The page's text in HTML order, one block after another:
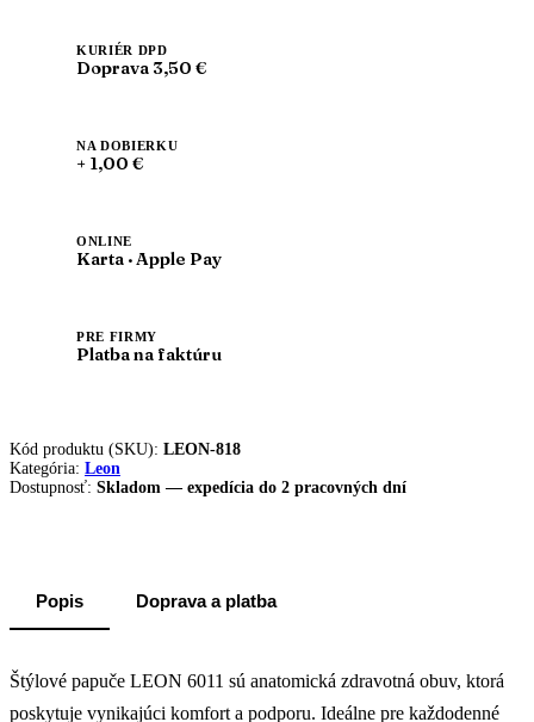
KURIÉR DPD
Doprava 3,50 €
NA DOBIERKU
+ 1,00 €
ONLINE
Karta · Apple Pay
PRE FIRMY
Platba na faktúru
Kód produktu (SKU): LEON-818
Kategória: Leon
Dostupnosť: Skladom — expedícia do 2 pracovných dní
Popis Doprava a platba
Štýlové papuče LEON 6011 sú anatomická zdravotná obuv, ktorá
poskytuje vynikajúci komfort a podporu. Ideálne pre každodenné